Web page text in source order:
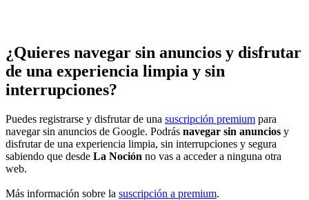
¿Quieres navegar sin anuncios y disfrutar
de una experiencia limpia y sin
interrupciones?
Puedes registrarse y disfrutar de una suscripción premium para
navegar sin anuncios de Google. Podrás navegar sin anuncios y
disfrutar de una experiencia limpia, sin interrupciones y segura
sabiendo que desde La Noción no vas a acceder a ninguna otra
web.
Más información sobre la suscripción a premium.